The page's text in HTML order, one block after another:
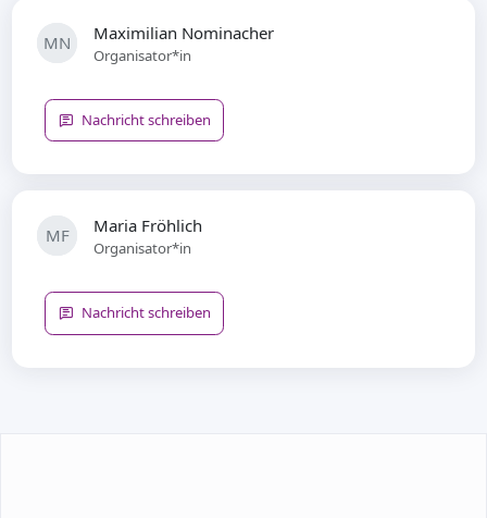
MN Maximilian Nominacher
Organisator*in
Nachricht schreiben
MF Maria Fröhlich
Organisator*in
Nachricht schreiben